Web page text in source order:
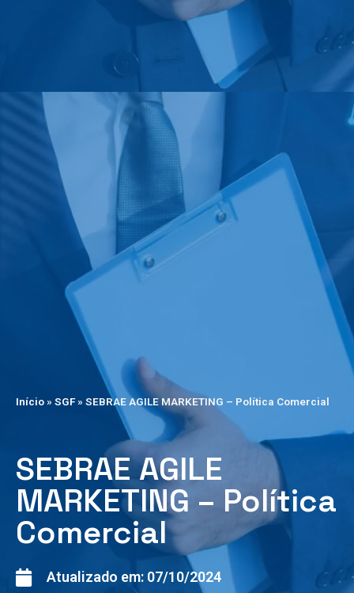
Início» SGF» SEBRAE AGILE MARKETING – Política Comercial
SEBRAE AGILE
MARKETING – Política
Comercial
Atualizado em: 07/10/2024